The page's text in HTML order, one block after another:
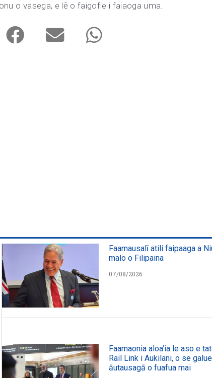
o vasega, e lē o faigofie i faiaoga uma.
Faamausalī atili faipaaga a
malo o Filipaina
07/08/2026
Faamaonia aloa’ia le aso e
Rail Link i Aukilani, o se
āutausagā o fuafua mai